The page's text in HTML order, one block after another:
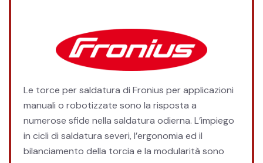
Le torce per saldatura di Fronius per applicazioni
manuali o robotizzate sono la risposta a
numerose sfide nella saldatura odierna. L’impiego
in cicli di saldatura severi, l’ergonomia ed il
bilanciamento della torcia e la modularità sono